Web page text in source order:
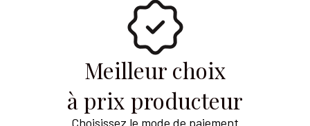
Meilleur choix
à prix producteur
Choisissez le mode de paiement